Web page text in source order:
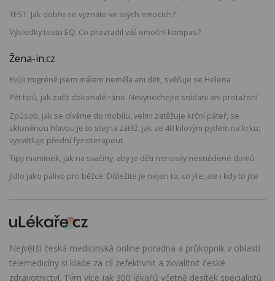
TEST: Jak dobře se vyznáte ve svých emocích?
Výsledky testu EQ: Co prozradil váš emoční kompas?
Žena-in.cz
Kvůli migréně jsem málem neměla ani děti, svěřuje se Helena
Pět tipů, jak začít dokonalé ráno. Nevynechejte snídani ani protažení
Způsob, jak se díváme do mobilu, velmi zatěžuje krční páteř, se
skloněnou hlavou je to stejná zátěž, jak se 40 kilovým pytlem na krku,
vysvětluje přední fyzioterapeut
Tipy maminek, jak na svačiny, aby je děti nenosily nesnědené domů
Jídlo jako palivo pro běžce: Důležité je nejen to, co jíte, ale i kdy to jíte
Největší česká medicínská online poradna a průkopník v oblasti
telemedicíny si klade za cíl zefektivnit a zkvalitnit české
zdravotnictví. Tým více jak 300 lékařů včetně desítek specialistů